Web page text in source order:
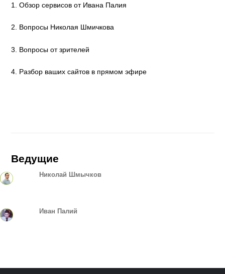
1. Обзор сервисов от Ивана Палия
2. Вопросы Николая Шмичкова
3. Вопросы от зрителей
4. Разбор ваших сайтов в прямом эфире
Ведущие
Николай Шмычков
Иван Палий